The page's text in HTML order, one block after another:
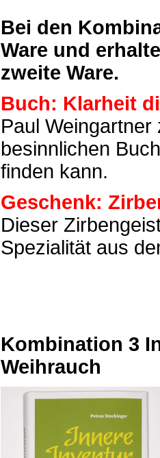
Bei den
Ware und
zweite Ware.
Buch: Klarheit
Paul
besinnlichen
finden kann.
Geschenk:
Dieser
Spezialität aus
Kombination 3
Weihrauch